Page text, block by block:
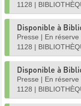
1128 |
Disponible à
Presse | En réserve
1128 |
Disponible à
Presse | En réserve
1128 |